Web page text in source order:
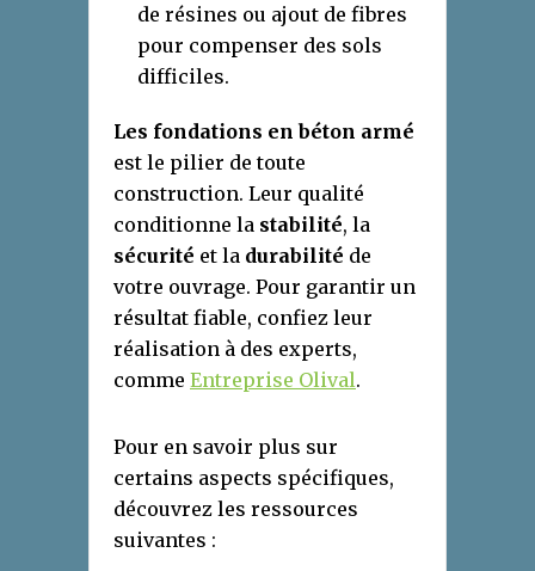
de résines ou ajout de fibres
pour compenser des sols
difficiles.
Les fondations en béton armé
est le pilier de toute
construction. Leur qualité
conditionne la stabilité, la
sécurité et la durabilité de
votre ouvrage. Pour garantir un
résultat fiable, confiez leur
réalisation à des experts,
comme Entreprise Olival.
Pour en savoir plus sur
certains aspects spécifiques,
découvrez les ressources
suivantes :